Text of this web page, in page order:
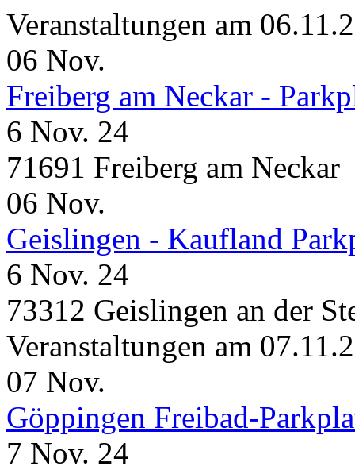
Veranstaltungen am
06 Nov.
Freiberg am Neckar -
6 Nov. 24
71691 Freiberg am Neckar
06 Nov.
Geislingen - Kaufland
6 Nov. 24
73312 Geislingen an der
Veranstaltungen am
07 Nov.
Göppingen Freibad-
7 Nov. 24